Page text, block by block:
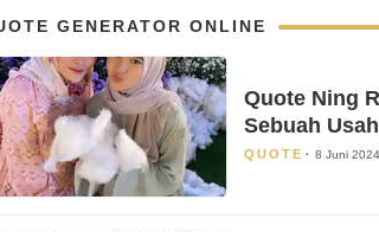
GENERATOR ONLINE
Quote Ning
Sebuah
QUOTE 8 Juni 2024